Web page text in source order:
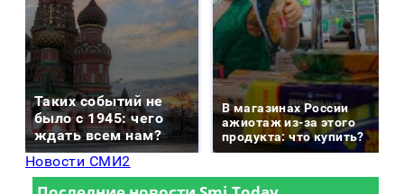
Таких событий не
было с 1945: чего
ждать всем нам?
В магазинах России
ажиотаж из-за этого
продукта: что купить?
Новости СМИ2